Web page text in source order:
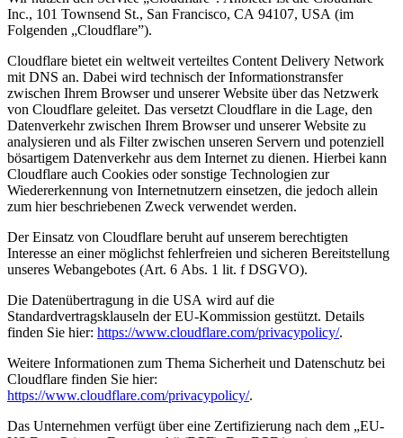
Inc., 101 Townsend St., San Francisco, CA 94107, USA (im
Folgenden „Cloudflare”).
Cloudflare bietet ein weltweit verteiltes Content Delivery Network
mit DNS an. Dabei wird technisch der Informationstransfer
zwischen Ihrem Browser und unserer Website über das Netzwerk
von Cloudflare geleitet. Das versetzt Cloudflare in die Lage, den
Datenverkehr zwischen Ihrem Browser und unserer Website zu
analysieren und als Filter zwischen unseren Servern und potenziell
bösartigem Datenverkehr aus dem Internet zu dienen. Hierbei kann
Cloudflare auch Cookies oder sonstige Technologien zur
Wiedererkennung von Internetnutzern einsetzen, die jedoch allein
zum hier beschriebenen Zweck verwendet werden.
Der Einsatz von Cloudflare beruht auf unserem berechtigten
Interesse an einer möglichst fehlerfreien und sicheren Bereitstellung
unseres Webangebotes (Art. 6 Abs. 1 lit. f DSGVO).
Die Datenübertragung in die USA wird auf die
Standardvertragsklauseln der EU-Kommission gestützt. Details
finden Sie hier: https://www.cloudflare.com/privacypolicy/.
Weitere Informationen zum Thema Sicherheit und Datenschutz bei
Cloudflare finden Sie hier:
https://www.cloudflare.com/privacypolicy/.
Das Unternehmen verfügt über eine Zertifizierung nach dem „EU-